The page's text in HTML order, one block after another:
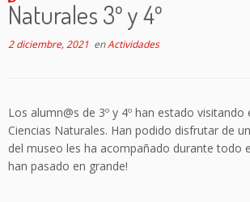
Naturales 3º y 4º
2 diciembre, 2021 enActividades
Los alumn@s de 3º y 4º han estado visitando
Ciencias Naturales. Han podido disfrutar de
del museo les ha acompañado durante todo
han pasado en grande!